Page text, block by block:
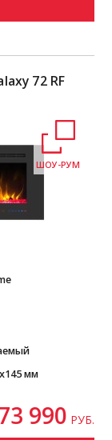
72 RF
ШОУ-РУМ
мм
990 РУБ.